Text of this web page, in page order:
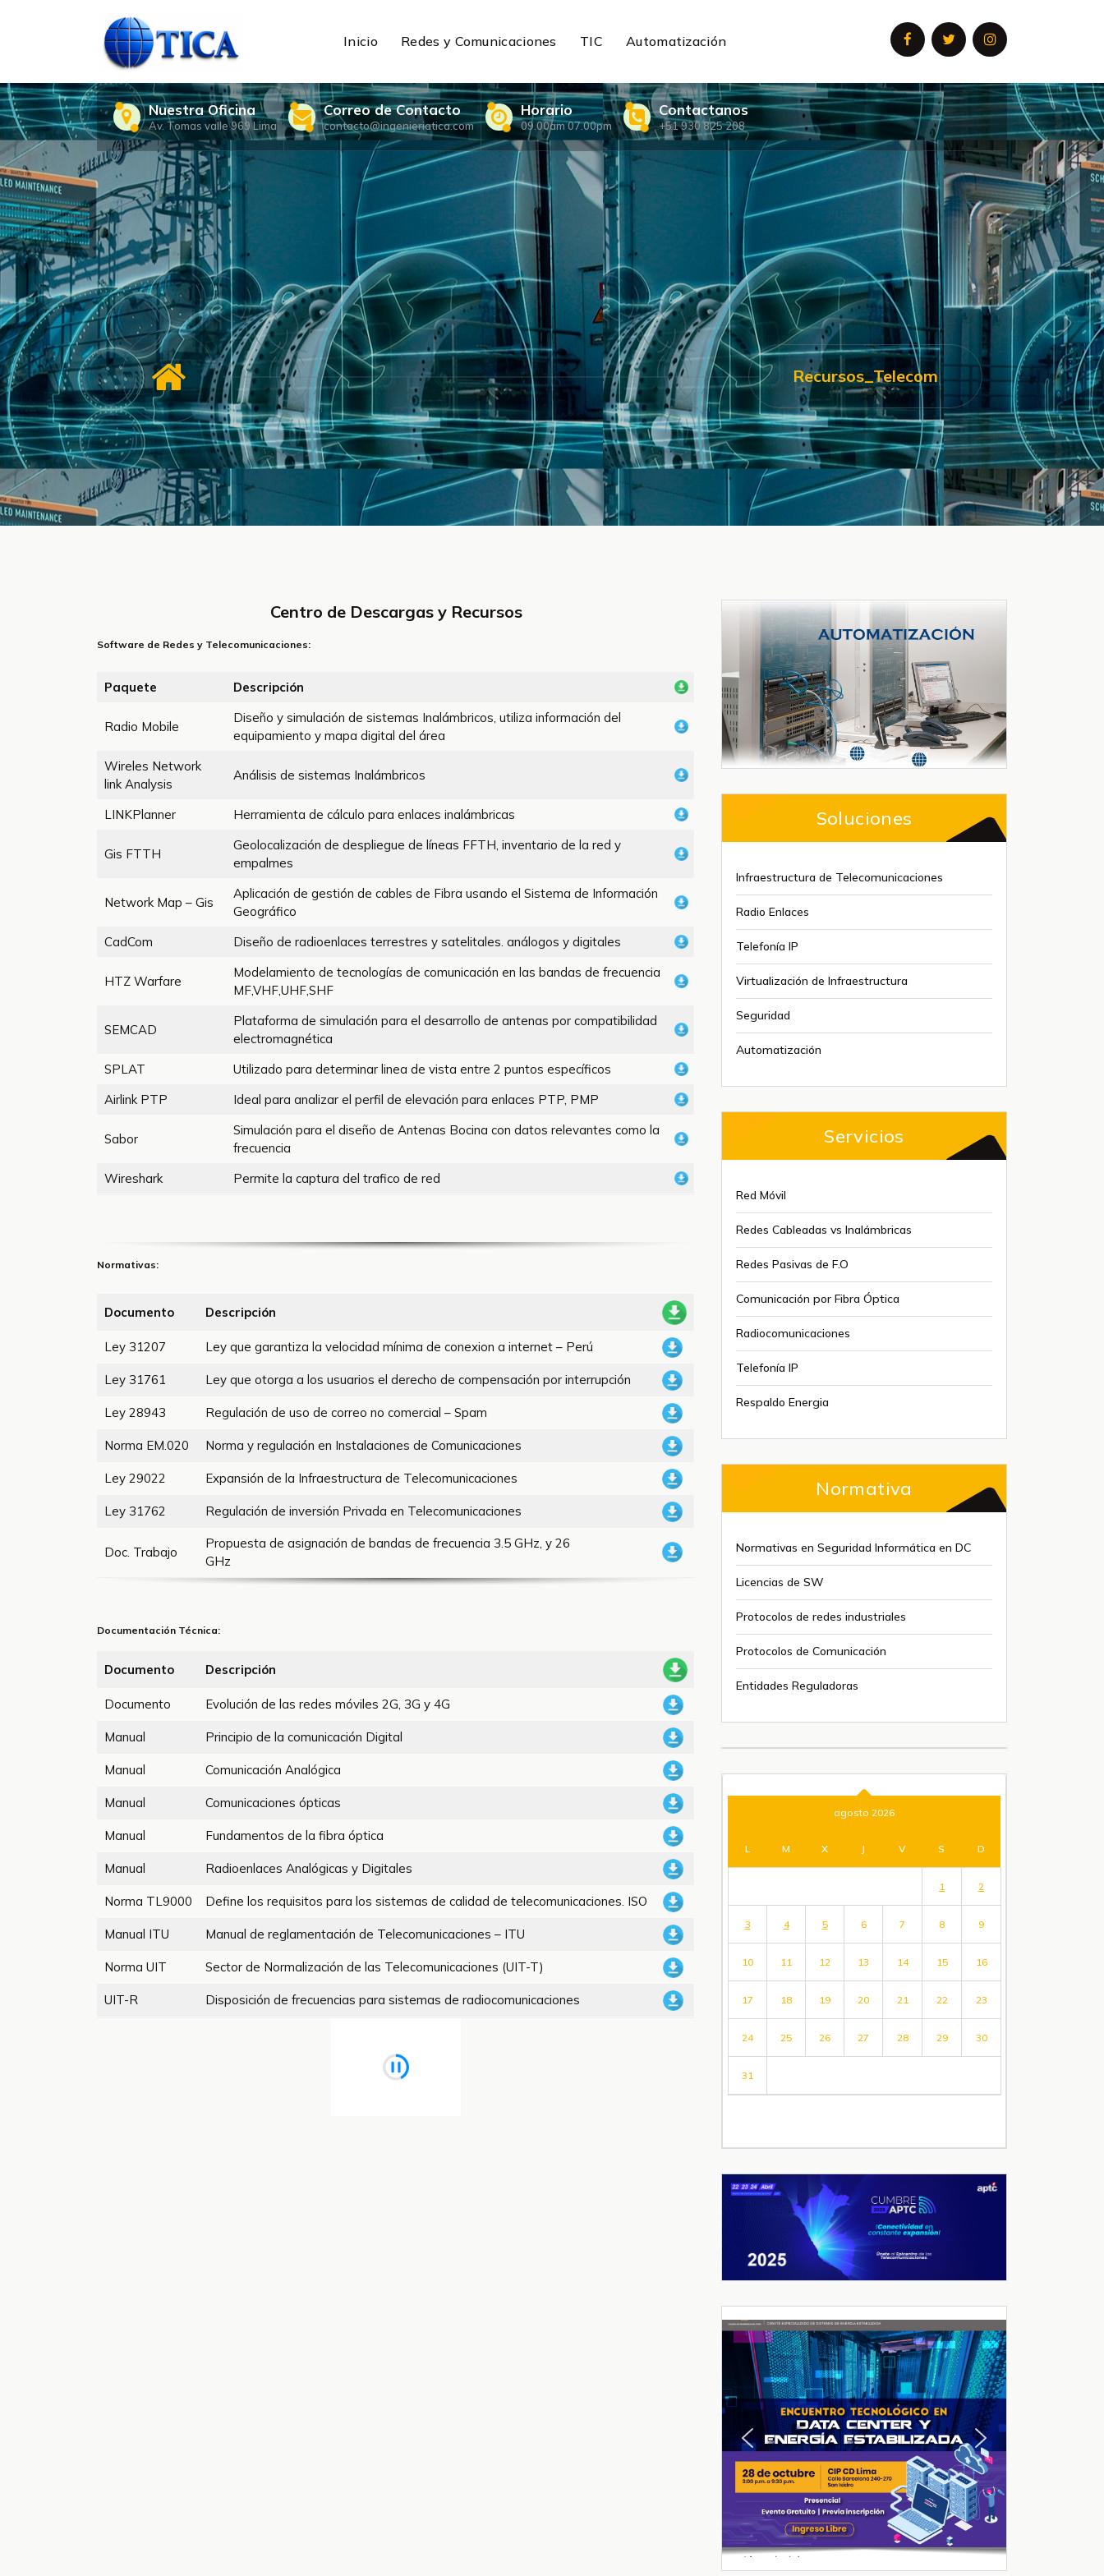
Inicio Redes y Comunicaciones TIC Automatización
Nuestra Oficina
Av. Tomas valle 969 Lima
Correo de Contacto
contacto@ingenieriatica.com
Horario
09.00am 07.00pm
Contactanos
+51 930 825 208
Recursos_Telecom
Centro de Descargas y Recursos
Software de Redes y Telecomunicaciones:
Paquete Descripción
Radio Mobile
Diseño y simulación de sistemas Inalámbricos, utiliza información del
equipamiento y mapa digital del área
Wireles Network
link Analysis
Análisis de sistemas Inalámbricos
LINKPlanner Herramienta de cálculo para enlaces inalámbricas
Gis FTTH
Geolocalización de despliegue de líneas FFTH, inventario de la red y
empalmes
Network Map – Gis
Aplicación de gestión de cables de Fibra usando el Sistema de Información
Geográfico
CadCom
Diseño de radioenlaces terrestres y satelitales. análogos y digitales
HTZ Warfare
Modelamiento de tecnologías de comunicación en las bandas de frecuencia
MF,VHF,UHF,SHF
SEMCAD
Plataforma de simulación para el desarrollo de antenas por compatibilidad
electromagnética
SPLAT
Utilizado para determinar linea de vista entre 2 puntos específicos
Airlink PTP
Ideal para analizar el perfil de elevación para enlaces PTP, PMP
Sabor
Simulación para el diseño de Antenas Bocina con datos relevantes como la
frecuencia
Wireshark
Permite la captura del trafico de red
Normativas:
Documento Descripción
Ley 31207 Ley que garantiza la velocidad mínima de conexion a internet – Perú
Ley 31761 Ley que otorga a los usuarios el derecho de compensación por interrupción
Ley 28943 Regulación de uso de correo no comercial – Spam
Norma EM.020 Norma y regulación en Instalaciones de Comunicaciones
Ley 29022 Expansión de la Infraestructura de Telecomunicaciones
Ley 31762 Regulación de inversión Privada en Telecomunicaciones
Doc. Trabajo
Propuesta de asignación de bandas de frecuencia 3.5 GHz, y 26
GHz
Documentación Técnica:
Documento Descripción
Documento Evolución de las redes móviles 2G, 3G y 4G
Manual Principio de la comunicación Digital
Manual Comunicación Analógica
Manual Comunicaciones ópticas
Manual Fundamentos de la fibra óptica
Manual Radioenlaces Analógicas y Digitales
Norma TL9000 Define los requisitos para los sistemas de calidad de telecomunicaciones. ISO
Manual ITU Manual de reglamentación de Telecomunicaciones – ITU
Norma UIT Sector de Normalización de las Telecomunicaciones (UIT-T)
UIT-R Disposición de frecuencias para sistemas de radiocomunicaciones
Soluciones
Infraestructura de Telecomunicaciones
Radio Enlaces
Telefonía IP
Virtualización de Infraestructura
Seguridad
Automatización
Servicios
Red Móvil
Redes Cableadas vs Inalámbricas
Redes Pasivas de F.O
Comunicación por Fibra Óptica
Radiocomunicaciones
Telefonía IP
Respaldo Energia
Normativa
Normativas en Seguridad Informática en DC
Licencias de SW
Protocolos de redes industriales
Protocolos de Comunicación
Entidades Reguladoras
agosto 2026
L M X J V S D
1 2
3 4 5 6 7 8 9
10 11 12 13 14 15 16
17 18 19 20 21 22 23
24 25 26 27 28 29 30
31